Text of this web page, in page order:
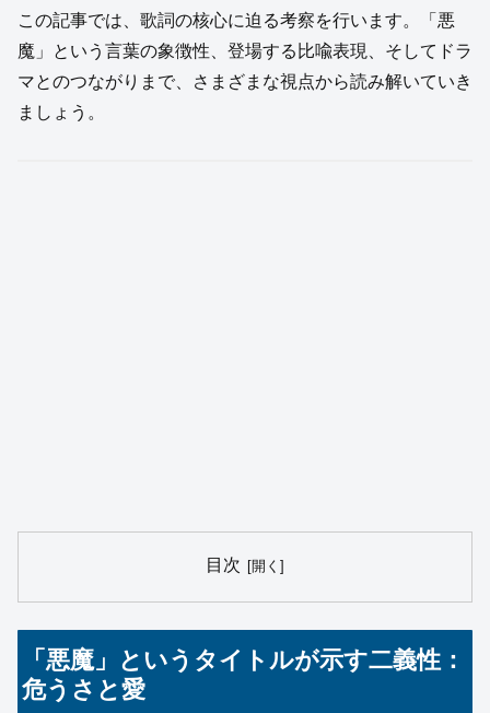
この記事では、歌詞の核心に迫る考察を行います。「悪
魔」という言葉の象徴性、登場する比喩表現、そしてドラ
マとのつながりまで、さまざまな視点から読み解いていき
ましょう。
目次
「悪魔」というタイトルが示す二義性：
危うさと愛